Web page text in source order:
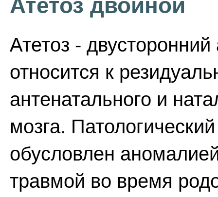
Атетоз двойной
Атетоз -
относится к
антенатального и
мозга.
обусловлен
травмой во время